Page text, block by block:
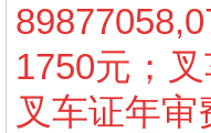
1750元；
叉车证年